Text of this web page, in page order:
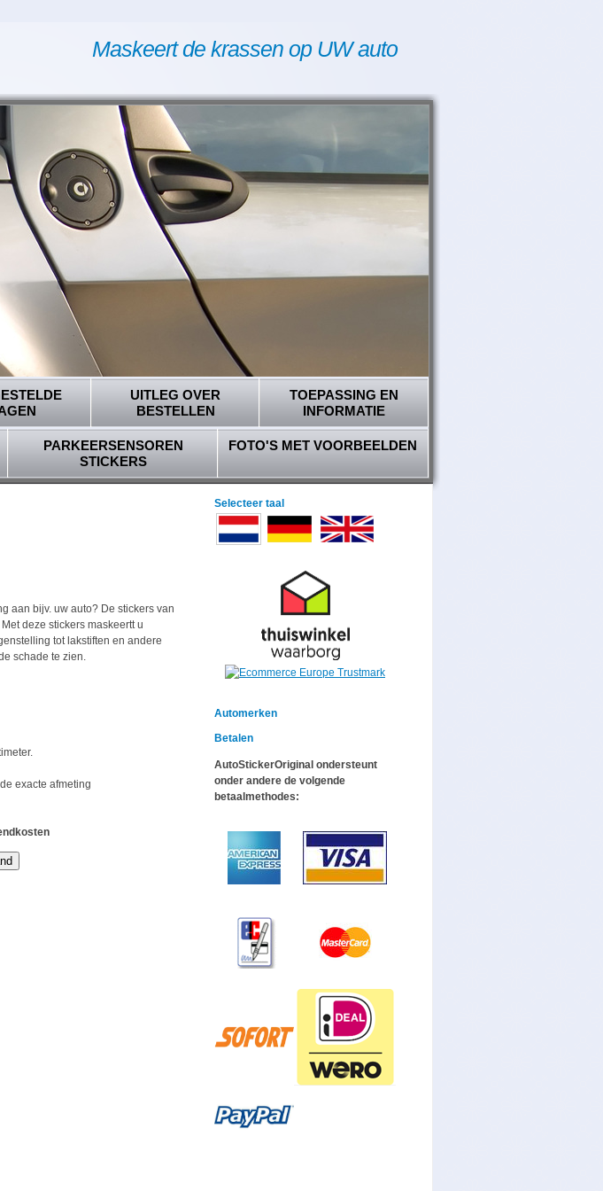
Maskeert de krassen op UW auto
UITLEG OVER
BESTELLEN
TOEPASSING EN
INFORMATIE
PARKEERSENSOREN
STICKERS
FOTO'S MET VOORBEELDEN
aan bijv. uw auto? De stickers van
deze stickers maskeertt u
tot lakstiften en andere
schade te zien.
exacte afmeting
Selecteer taal
Automerken
Betalen
AutoStickerOriginal ondersteunt
onder andere de volgende
betaalmethodes: